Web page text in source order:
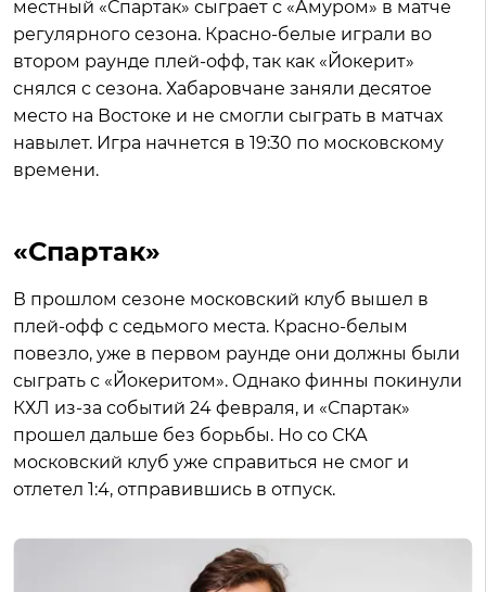
местный «Спартак» сыграет с «Амуром» в матче
регулярного сезона. Красно-белые играли во
втором раунде плей-офф, так как «Йокерит»
снялся с сезона. Хабаровчане заняли десятое
место на Востоке и не смогли сыграть в матчах
навылет. Игра начнется в 19:30 по московскому
времени.
«Спартак»
В прошлом сезоне московский клуб вышел в
плей-офф с седьмого места. Красно-белым
повезло, уже в первом раунде они должны были
сыграть с «Йокеритом». Однако финны покинули
КХЛ из-за событий 24 февраля, и «Спартак»
прошел дальше без борьбы. Но со СКА
московский клуб уже справиться не смог и
отлетел 1:4, отправившись в отпуск.